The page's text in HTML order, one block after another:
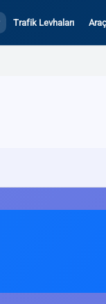
Trafik Levhaları